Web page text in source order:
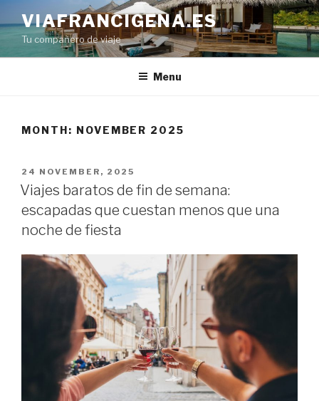
to
content
VIAFRANCIGENA.ES
Tu compañero de viaje
Menu
MONTH: NOVEMBER 2025
POSTED
ON
24 NOVEMBER, 2025
Viajes baratos de fin de semana:
escapadas que cuestan menos que una
noche de fiesta